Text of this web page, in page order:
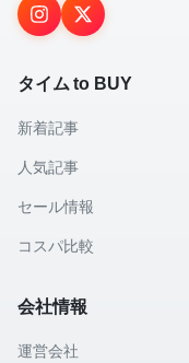
タイム to BUY
新着記事
人気記事
セール情報
コスパ比較
会社情報
運営会社